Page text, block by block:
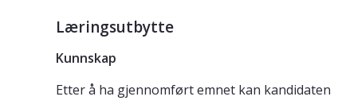
Læringsutbytte
Kunnskap
Etter å ha gjennomført emnet kan kandidaten